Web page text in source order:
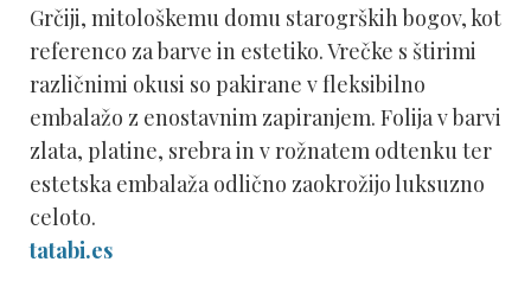
Grčiji, mitološkemu domu starogrških bogov, kot
referenco za barve in estetiko. Vrečke s štirimi
različnimi okusi so pakirane v fleksibilno
embalažo z enostavnim zapiranjem. Folija v barvi
zlata, platine, srebra in v rožnatem odtenku ter
estetska embalaža odlično zaokrožijo luksuzno
celoto.
tatabi.es